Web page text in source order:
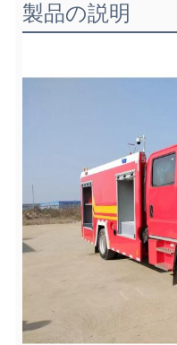
製品の説明